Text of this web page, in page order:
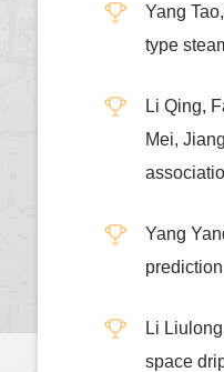
Yang
type
Li Qing,
Mei,
Yang
Li
space